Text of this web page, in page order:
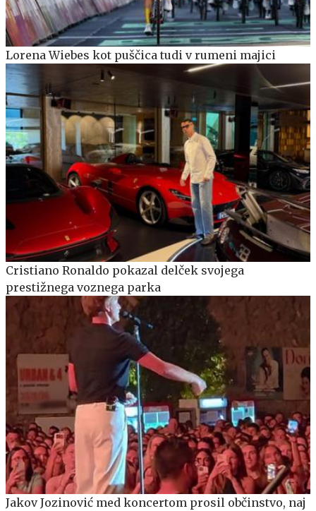
Lorena Wiebes kot puščica tudi v rumeni majici
Cristiano Ronaldo pokazal delček svojega
prestižnega voznega parka
Jakov Jozinović med koncertom prosil občinstvo, naj